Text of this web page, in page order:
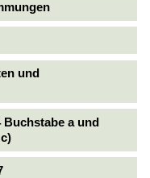
und
Buchstabe a und